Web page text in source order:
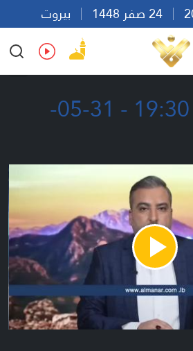
بيروت
Ar En Fr Es
نشرة أخبار 19:30 - 31-05-
Play
Video